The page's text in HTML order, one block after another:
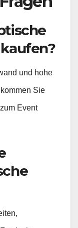
und hohe
Sie
Event